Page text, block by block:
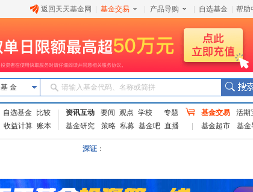
返回天天基金网 基金交易 产品导购 自选基金 帮助
基 金 请输入基金代码、名称或简拼
自选基金
比较
收益计算 账本
资讯互动 要闻 观点 学校
专题
基金研究
策略 私募 基金吧 直播
基金交易 活期
基金超市
基金
深证：